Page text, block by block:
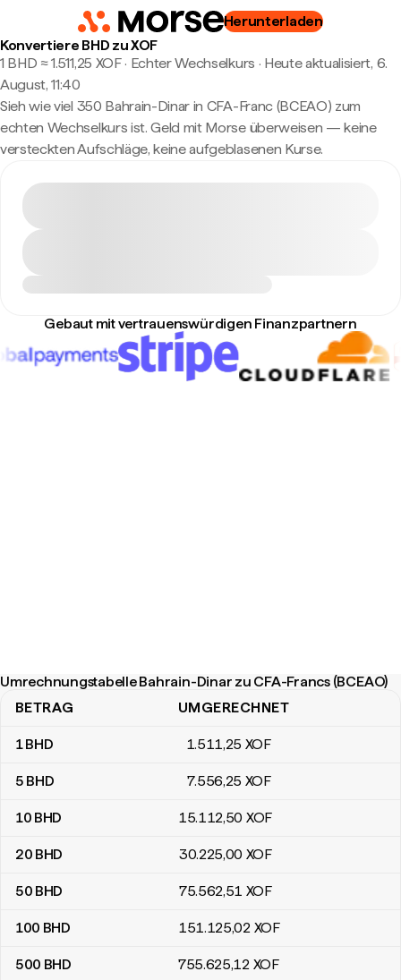
Herunterladen
Konvertiere BHD zu XOF
1 BHD ≈ 1.511,25 XOF · Echter Wechselkurs · Heute aktualisiert, 6.
August, 11:40
Sieh wie viel 350 Bahrain-Dinar in CFA-Franc (BCEAO) zum
echten Wechselkurs ist. Geld mit Morse überweisen — keine
versteckten Aufschläge, keine aufgeblasenen Kurse.
Gebaut mit vertrauenswürdigen Finanzpartnern
Umrechnungstabelle Bahrain-Dinar zu CFA-Francs (BCEAO)
Umrechnungstabelle Bahrain-Dinar zu CFA-Francs (BCEAO)
BETRAG UMGERECHNET
1BHD 1.511,25 XOF
5 BHD 7.556,25 XOF
10 BHD 15.112,50 XOF
20 BHD 30.225,00 XOF
50 BHD 75.562,51 XOF
100 BHD 151.125,02 XOF
500 BHD 755.625,12 XOF